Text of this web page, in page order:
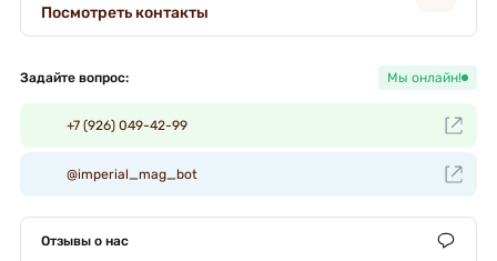
Посмотреть контакты
Задайте вопрос: Мы онлайн!
+7 (926) 049-42-99
@imperial_mag_bot
Отзывы о нас